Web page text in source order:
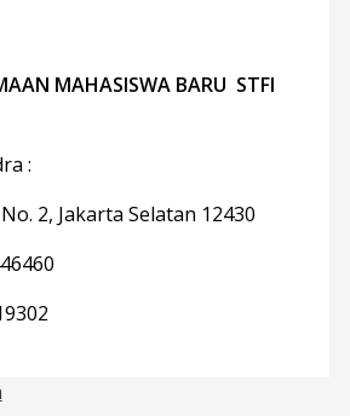
MAHASISWA BARU STFI
:
2, Jakarta Selatan 12430